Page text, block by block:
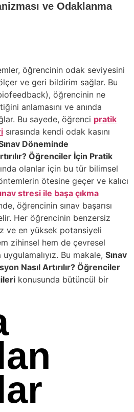
ve Odaklanma
öğrencinin odak seviyesini
ve geri bildirim sağlar. Bu
öğrencinin ne
anlamasını ve anında
Bu sayede, öğrenci pratik
sırasında kendi odak kasını
Döneminde
Öğrenciler İçin Pratik
olanlar için bu tür bilimsel
ötesine geçer ve kalıcı
stresi ile başa çıkma
öğrencinin sınav başarısı
Her öğrencinin benzersiz
ve en yüksek potansiyeli
zihinsel hem de çevresel
Bu makale, Sınav
Nasıl Artırılır? Öğrenciler
konusunda bütüncül bir